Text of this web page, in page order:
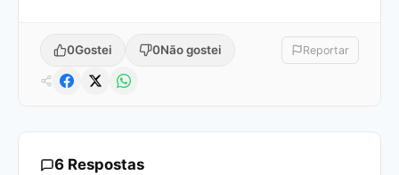
0Gostei 0Não gostei Reportar
6 Respostas